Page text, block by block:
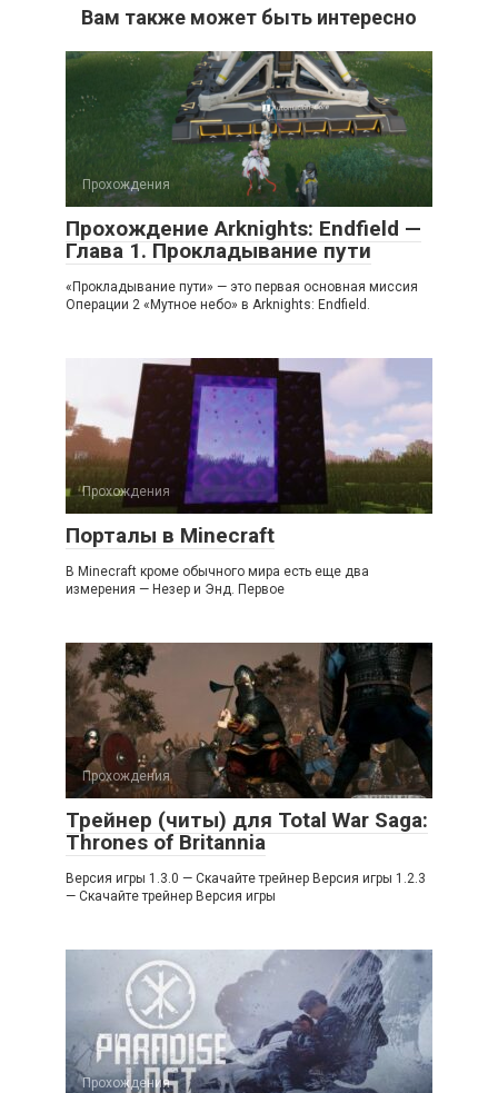
Вам также может быть интересно
Прохождения
Прохождение Arknights: Endfield —
Глава 1. Прокладывание пути
«Прокладывание пути» — это первая основная миссия
Операции 2 «Мутное небо» в Arknights: Endfield.
Прохождения
Порталы в Minecraft
В Minecraft кроме обычного мира есть еще два
измерения — Незер и Энд. Первое
Прохождения
Трейнер (читы) для Total War Saga:
Thrones of Britannia
Версия игры 1.3.0 — Скачайте трейнер Версия игры 1.2.3
— Скачайте трейнер Версия игры
Прохождения